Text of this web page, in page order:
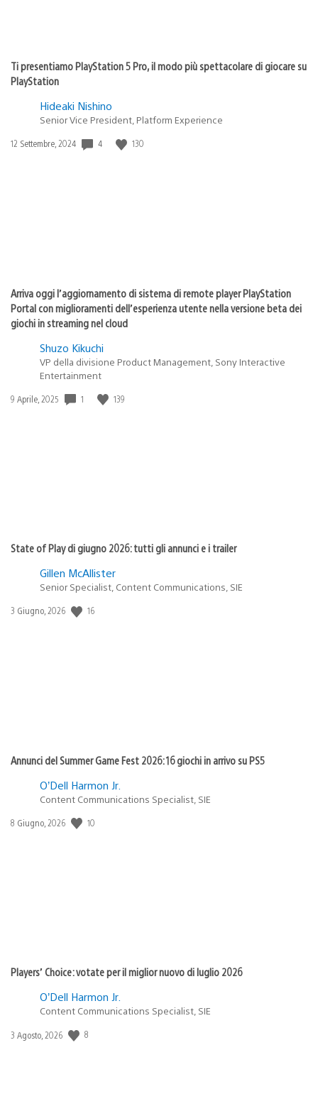
Ti presentiamo PlayStation 5 Pro, il modo più spettacolare di giocare su
PlayStation
Hideaki Nishino
Senior Vice President, Platform Experience
Data
12 Settembre, 2024 4 130
Arriva oggi l’aggiornamento di sistema di remote player PlayStation
Portal con miglioramenti dell’esperienza utente nella versione beta dei
giochi in streaming nel cloud
Shuzo Kikuchi
VP della divisione Product Management, Sony Interactive
Entertainment
Data
9 Aprile, 2025 1 139
State of Play di giugno 2026: tutti gli annunci e i trailer
Gillen McAllister
Senior Specialist, Content Communications, SIE
Data
3 Giugno, 2026 16
Annunci del Summer Game Fest 2026: 16 giochi in arrivo su PS5
O’Dell Harmon Jr.
Content Communications Specialist, SIE
Data
8 Giugno, 2026 10
Players’ Choice: votate per il miglior nuovo di luglio 2026
O’Dell Harmon Jr.
Content Communications Specialist, SIE
Data
3 Agosto, 2026 8